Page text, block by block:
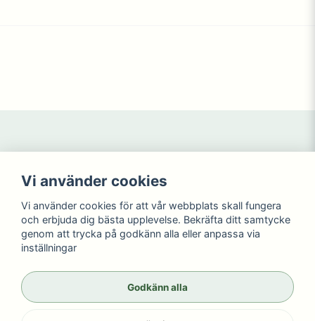
Köpvillkor
NYHETER
KAMPANJ
Logga in
Registrera dig
Glömt lösenord?
Sociala medier
Vi använder cookies
Vi använder cookies för att vår webbplats skall fungera
och erbjuda dig bästa upplevelse. Bekräfta ditt samtycke
genom att trycka på godkänn alla eller anpassa via
inställningar
Godkänn alla